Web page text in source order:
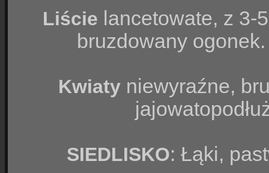
Liście lancetowate, z 3-
bruzdowany
Kwiatyniewyraźne,
SIEDLISKO: Łąki,